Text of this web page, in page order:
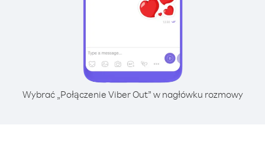
Wybrać „Połączenie Viber Out” w nagłówku rozmowy